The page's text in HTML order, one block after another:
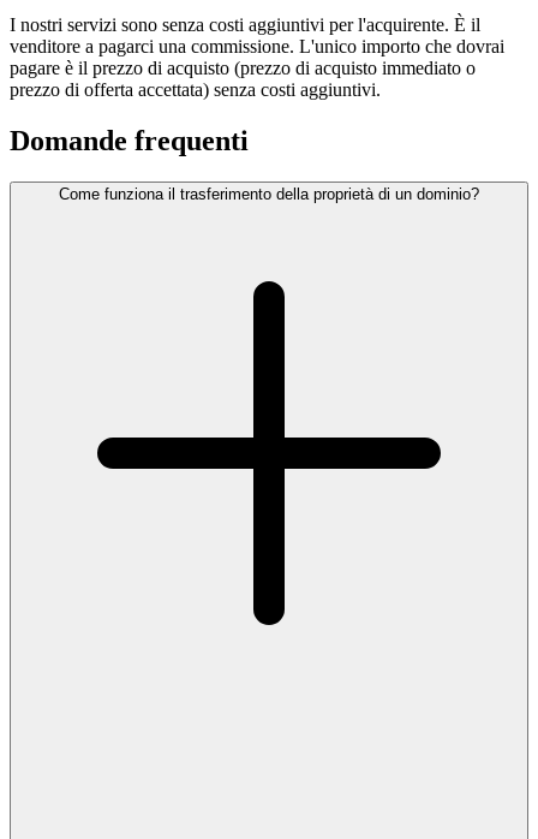
I nostri servizi sono senza costi aggiuntivi per l'acquirente. È il
venditore a pagarci una commissione. L'unico importo che dovrai
pagare è il prezzo di acquisto (prezzo di acquisto immediato o
prezzo di offerta accettata) senza costi aggiuntivi.
Domande frequenti
Come funziona il trasferimento della proprietà di un dominio?